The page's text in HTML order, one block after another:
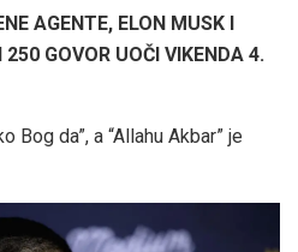
AGENTE, ELON MUSK I
250 GOVOR UOČI VIKENDA 4.
Bog da”, a “Allahu Akbar” je